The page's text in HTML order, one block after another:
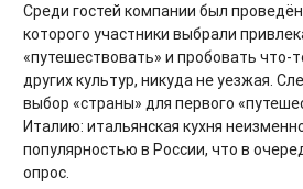
Среди гостей компании был
которого участники выбрали
«путешествовать» и пробовать что-
других культур, никуда не уезжая.
выбор «страны» для первого
Италию: итальянская кухня
популярностью в России, что в
опрос.